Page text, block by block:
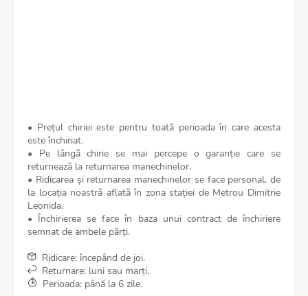
• Prețul chiriei este pentru toată perioada în care acesta
este închiriat.
• Pe lângă chirie se mai percepe o garanție care se
returnează la returnarea manechinelor.
• Ridicarea și returnarea manechinelor se face personal, de
la locația noastră aflată în zona stației de Metrou Dimitrie
Leonida.
• Închirierea se face în baza unui contract de închiriere
semnat de ambele părți.
Ridicare: începând de joi.
Returnare: luni sau marți.
Perioada: până la 6 zile.